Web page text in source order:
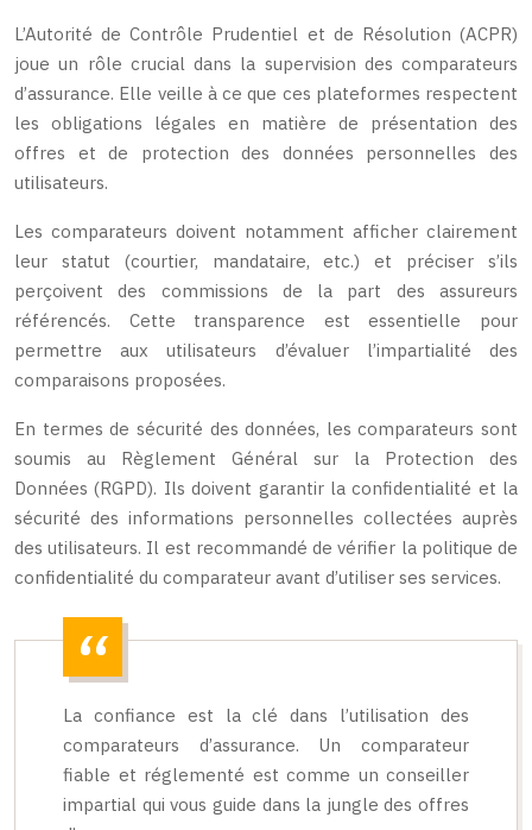
L’Autorité de Contrôle Prudentiel et de Résolution (ACPR)
joue un rôle crucial dans la supervision des comparateurs
d’assurance. Elle veille à ce que ces plateformes respectent
les obligations légales en matière de présentation des
offres et de protection des données personnelles des
utilisateurs.
Les comparateurs doivent notamment afficher clairement
leur statut (courtier, mandataire, etc.) et préciser s’ils
perçoivent des commissions de la part des assureurs
référencés. Cette transparence est essentielle pour
permettre aux utilisateurs d’évaluer l’impartialité des
comparaisons proposées.
En termes de sécurité des données, les comparateurs sont
soumis au Règlement Général sur la Protection des
Données (RGPD). Ils doivent garantir la confidentialité et la
sécurité des informations personnelles collectées auprès
des utilisateurs. Il est recommandé de vérifier la politique de
confidentialité du comparateur avant d’utiliser ses services.
La confiance est la clé dans l’utilisation des
comparateurs d’assurance. Un comparateur
fiable et réglementé est comme un conseiller
impartial qui vous guide dans la jungle des offres